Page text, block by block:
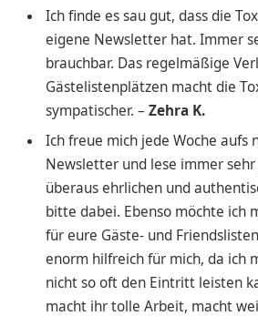
Ich finde es sau gut, dass die
eigene Newsletter hat. Immer
brauchbar. Das regelmäßige
Gästelistenplätzen macht die
sympatischer. – Zehra K.
Ich freue mich jede Woche aufs
Newsletter und lese immer
überaus ehrlichen und
bitte dabei. Ebenso möchte ich
für eure Gäste- und
enorm hilfreich für mich, da ich
nicht so oft den Eintritt leisten
macht ihr tolle Arbeit, macht